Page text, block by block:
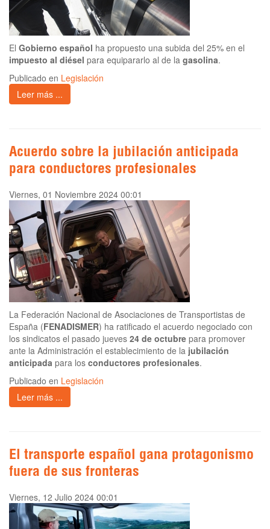
El Gobierno español ha propuesto una subida del 25% en el
impuesto al diésel para equipararlo al de la gasolina.
Publicado en Legislación
Leer más ...
Acuerdo sobre la jubilación anticipada
para conductores profesionales
Viernes, 01 Noviembre 2024 00:01
La Federación Nacional de Asociaciones de Transportistas de
España (FENADISMER) ha ratificado el acuerdo negociado con
los sindicatos el pasado jueves 24 de octubre para promover
ante la Administración el establecimiento de la jubilación
anticipada para los conductores profesionales.
Publicado en Legislación
Leer más ...
El transporte español gana protagonismo
fuera de sus fronteras
Viernes, 12 Julio 2024 00:01